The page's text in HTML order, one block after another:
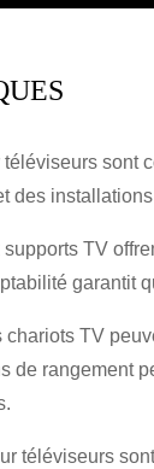
sont
des
TV
garantit
chariots TV
de rangement
téléviseurs